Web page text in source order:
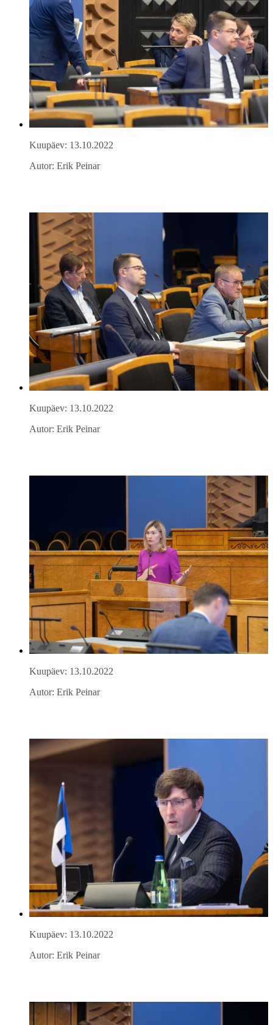
Kuupäev: 13.10.2022
Autor: Erik Peinar
Kuupäev: 13.10.2022
Autor: Erik Peinar
Kuupäev: 13.10.2022
Autor: Erik Peinar
Kuupäev: 13.10.2022
Autor: Erik Peinar